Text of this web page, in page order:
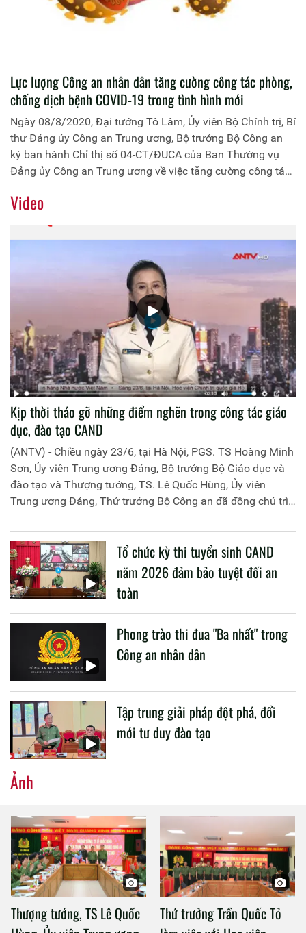
Lực lượng Công an nhân dân tăng cường công tác phòng,
chống dịch bệnh COVID-19 trong tình hình mới
Ngày 08/8/2020, Đại tướng Tô Lâm, Ủy viên Bộ Chính trị, Bí
thư Đảng ủy Công an Trung ương, Bộ trưởng Bộ Công an
ký ban hành Chỉ thị số 04-CT/ĐUCA của Ban Thường vụ
Đảng ủy Công an Trung ương về việc tăng cường công tác
Video
Kịp thời tháo gỡ những điểm nghẽn trong công tác giáo
dục, đào tạo CAND
(ANTV) - Chiều ngày 23/6, tại Hà Nội, PGS. TS Hoàng Minh
Sơn, Ủy viên Trung ương Đảng, Bộ trưởng Bộ Giáo dục và
đào tạo và Thượng tướng, TS. Lê Quốc Hùng, Ủy viên
Trung ương Đảng, Thứ trưởng Bộ Công an đã đồng chủ trì
liên quan đến công tác giáo dục và đào tạo của lực lượng
CAND.
Tổ chức kỳ thi tuyển sinh CAND
năm 2026 đảm bảo tuyệt đối an
toàn
Phong trào thi đua "Ba nhất" trong
Công an nhân dân
Tập trung giải pháp đột phá, đổi
mới tư duy đào tạo
Ảnh
Thượng tướng, TS Lê Quốc
Thứ trưởng Trần Quốc Tỏ